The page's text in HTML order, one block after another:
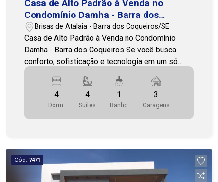
Casa de Alto Padrão à Venda no
Condomínio Damha - Barra dos
Coqueiros
Brisas de Atalaia - Barra dos Coqueiros/SE
Casa de Alto Padrão à Venda no Condomínio
Damha - Barra dos Coqueiros Se você busca
conforto, sofisticação e tecnologia em um só
lugar, essa casa é simplesmente perfeita!
Localizada no Condomínio Damha, na Barra dos
Coqueiros - uma região em constante
valorização, com excelente qualidade de vida e
segurança. Diferenciais do imóvel: casa com
Composição do imóvel: 4 quartos - sendo 4
suítes, 1 lavabo, 2 salas (estar e jantar), varanda
agradável, cozinha espaçosa, área de serviço,
4
Dorm.
4
Suítes
1
Banho
3
Garagens
Cód. 7471